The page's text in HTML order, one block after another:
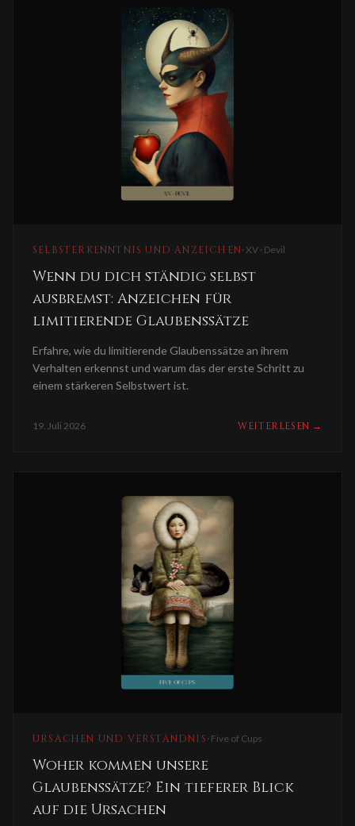
SELBSTERKENNTNIS UND ANZEICHEN· XV · Devil
Wenn du dich ständig selbst
ausbremst: Anzeichen für
limitierende Glaubenssätze
Erfahre, wie du limitierende Glaubenssätze an ihrem
Verhalten erkennst und warum das der erste Schritt zu
einem stärkeren Selbstwert ist.
19. Juli 2026 WEITERLESEN →
URSACHEN UND VERSTÄNDNIS · Five of Cups
Woher kommen unsere
Glaubenssätze? Ein tieferer Blick
auf die Ursachen